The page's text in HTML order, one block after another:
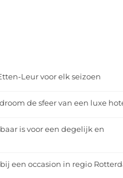
Leur voor elk seizoen
de sfeer van een luxe
is voor een degelijk en
een occasion in regio